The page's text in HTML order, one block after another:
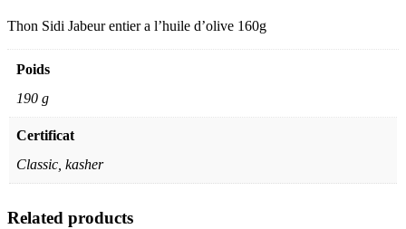
Thon Sidi Jabeur entier a l’huile d’olive 160g
Poids
190 g
Certificat
Classic, kasher
Related products